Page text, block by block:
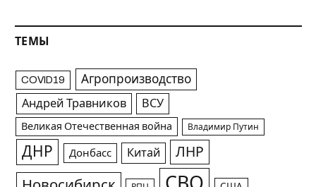
ТЕМЫ
COVID19 Агропроизводство
Андрей Травников ВСУ
Великая Отечественная война Владимир Путин
ДНР Донбасс Китай ЛНР